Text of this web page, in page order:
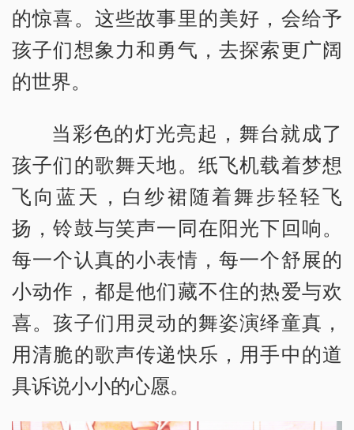
的惊喜。这些故事里的美好，会给予
孩子们想象力和勇气，去探索更广阔
的世界。
当彩色的灯光亮起，舞台就成了
孩子们的歌舞天地。纸飞机载着梦想
飞向蓝天，白纱裙随着舞步轻轻飞
扬，铃鼓与笑声一同在阳光下回响。
每一个认真的小表情，每一个舒展的
小动作，都是他们藏不住的热爱与欢
喜。孩子们用灵动的舞姿演绎童真，
用清脆的歌声传递快乐，用手中的道
具诉说小小的心愿。